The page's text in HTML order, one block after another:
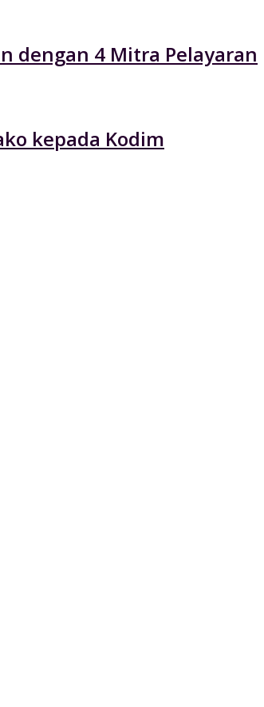
dengan 4 Mitra Pelayaran
kepada Kodim